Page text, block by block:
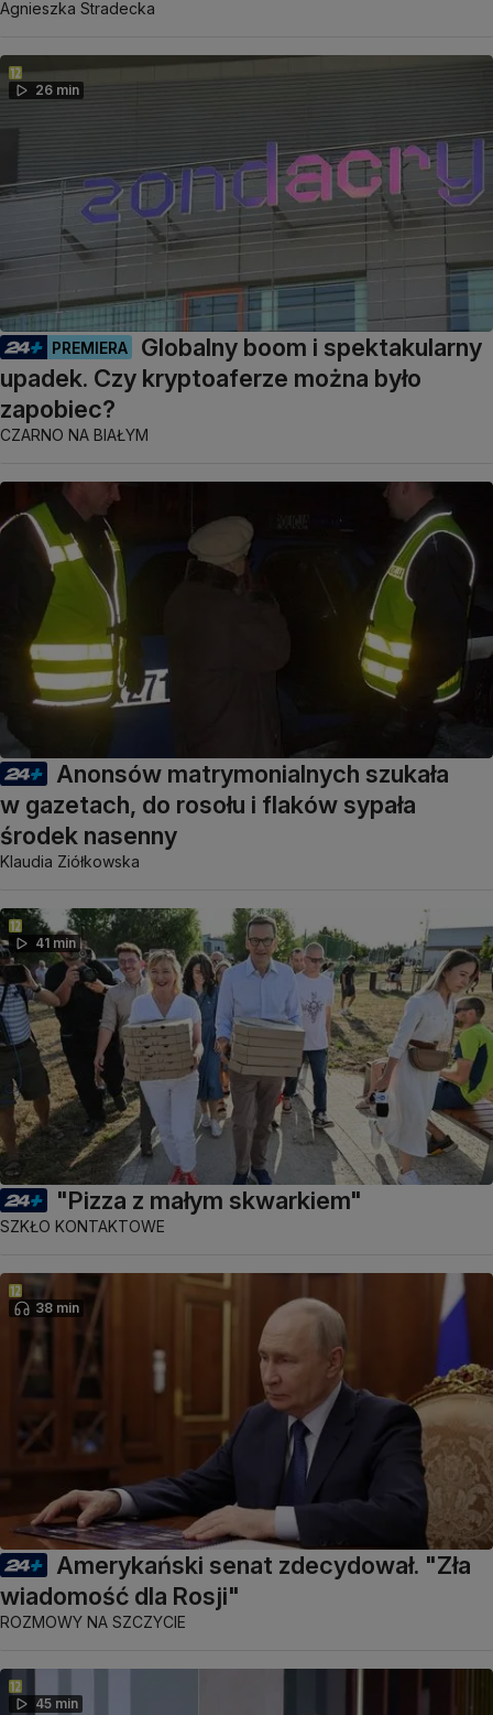
Agnieszka Stradecka
26 min
PREMIERA
Globalny boom i spektakularny
upadek. Czy kryptoaferze można było
zapobiec?
CZARNO NA BIAŁYM
Anonsów matrymonialnych szukała
w gazetach, do rosołu i flaków sypała
środek nasenny
Klaudia Ziółkowska
41 min
"Pizza z małym skwarkiem"
SZKŁO KONTAKTOWE
38 min
Amerykański senat zdecydował. "Zła
wiadomość dla Rosji"
ROZMOWY NA SZCZYCIE
45 min